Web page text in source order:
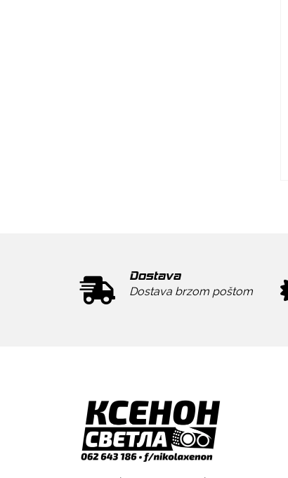
Dostava
Dostava brzom poštom